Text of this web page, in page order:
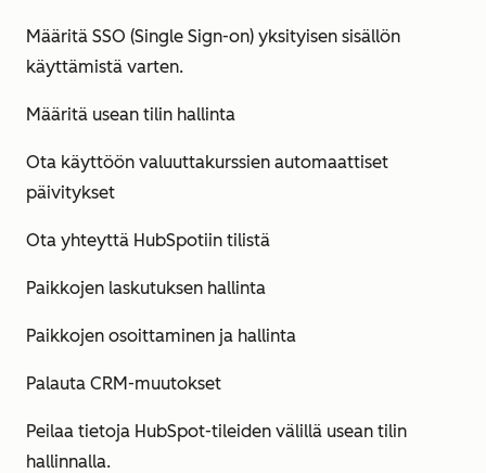
Määritä SSO (Single Sign-on) yksityisen sisällön
käyttämistä varten.
Määritä usean tilin hallinta
Ota käyttöön valuuttakurssien automaattiset
päivitykset
Ota yhteyttä HubSpotiin tilistä
Paikkojen laskutuksen hallinta
Paikkojen osoittaminen ja hallinta
Palauta CRM-muutokset
Peilaa tietoja HubSpot-tileiden välillä usean tilin
hallinnalla.